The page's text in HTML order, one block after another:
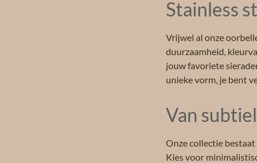
Stainless
Vrijwel al onze
duurzaamheid,
jouw favoriete
unieke vorm, je bent
Van
Onze collectie
Kies voor